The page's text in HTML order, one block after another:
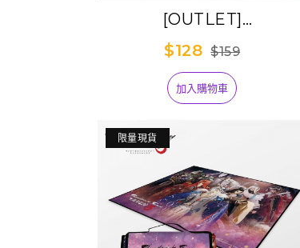
[OUTLET]
《Thunderbolt Fantasy
飾-異飄渺
$128 $159
加入購物車
限量現貨